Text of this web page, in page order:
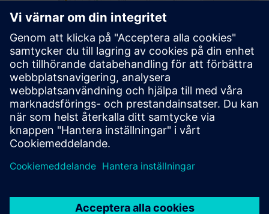
I vissa applikationer räcker det inte att bara utföra
simuleringsexperiment och hitta optimala konfigurationer,
eftersom det är målet att veta hur designen beter sig i
miljontals fall. Till exempel, när en design är optimerad,
kanske användaren vill förutsäga tillverkningsavkastning
över miljoner enheter. I det här fallet är variablerna
designens parametrar, men deras intervall blir fördelningen
av värden man kan förvänta sig att se som ett resultat av
tillverkningstoleranser.
Att köra miljontals simuleringsexperiment är
eller surrogatmodell skapas som nära matchar designens